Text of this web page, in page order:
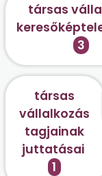
társas
3
társas
vállalkozás
tagjainak
juttatásai
1